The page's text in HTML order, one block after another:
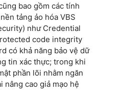
bao gồm các tính
tảng ảo hóa VBS
như Credential
code integrity
có khả năng bảo vệ dữ
tin xác thực; trong khi
phần lõi nhằm ngăn
nâng cao giả mạo hệ